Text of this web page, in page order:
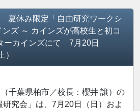
夏休み限定「自由研究ワークシ
ンズ ～ カインズが高校生と初コ
ーカインズにて 7月20日
）
千葉県柏市／校長：櫻井 譲）の
究会」は、7月20日（日）およ